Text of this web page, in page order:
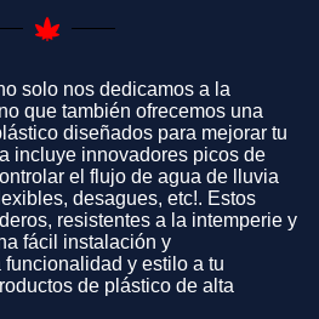
solo nos dedicamos a la
que también ofrecemos una
diseñados para mejorar tu
incluye innovadores picos de
el flujo de agua de lluvia
desagues, etc!. Estos
resistentes a la intemperie y
fácil instalación y
funcionalidad y estilo a tu
de plástico de alta